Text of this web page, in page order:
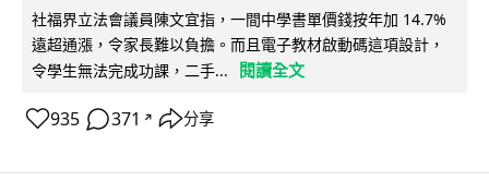
社福界立法會議員陳文宜指，一間中學書單價錢按年加 14.7%
遠超通漲，令家長難以負擔。而且電子教材啟動碼這項設計，
令學生無法完成功課，二手...
閱讀全文
935 371 ↗ 分享